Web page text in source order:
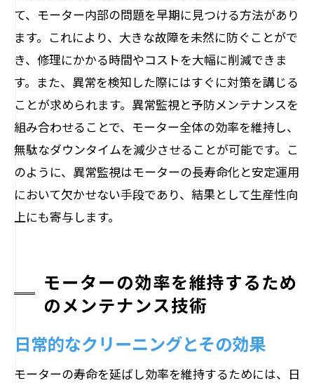
て、モーター内部の問題を早期に見つける方法があり
ます。これにより、大きな故障を未然に防ぐことがで
き、修理にかかる時間やコストを大幅に削減できま
す。また、異常を検知した際にはすぐに対策を講じる
ことが求められます。異常監視と予防メンテナンスを
組み合わせることで、モーター全体の効率を維持し、
無駄なダウンタイムを減少させることが可能です。こ
のように、異常監視はモーターの長寿命化と安定運用
において欠かせない手段であり、結果として生産性向
上にも寄与します。
モーターの効率を維持するため
のメンテナンス技術
日常的なクリーニングとその効果
モーターの寿命を延ばし効率を維持するためには、日